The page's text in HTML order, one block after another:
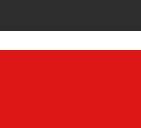
el Torneo Clausura